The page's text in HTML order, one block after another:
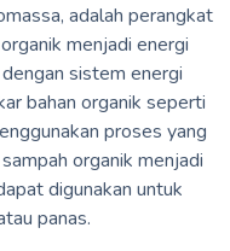
adalah perangkat
menjadi energi
sistem energi
bahan organik seperti
proses yang
organik menjadi
digunakan untuk
panas.